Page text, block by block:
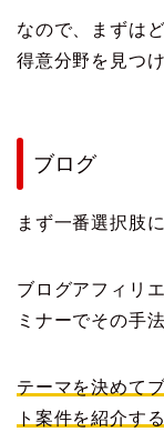
なので、まずは
得意分野を見つ
ブログ
まず一番選択肢
ブログアフィリ
ミナーでその手
テーマを決めて
ト案件を紹介す